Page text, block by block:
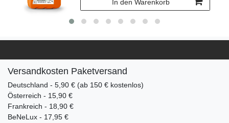
In den Warenkorb
Versandkosten Paketversand
Deutschland - 5,90 € (ab 150 € kostenlos)
Österreich - 15,90 €
Frankreich - 18,90 €
BeNeLux - 17,95 €